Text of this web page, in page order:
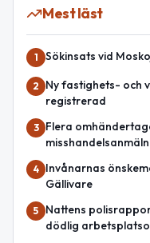
Mest läst
1 Sökinsats vid
2
Ny fastighets- och
registrerad
3
Flera
4
Invånarnas
Gällivare
5
Nattens
dödlig